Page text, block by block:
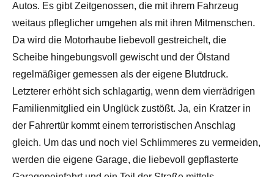
Autos. Es gibt Zeitgenossen, die mit ihrem Fahrzeug
weitaus pfleglicher umgehen als mit ihren Mitmenschen.
Da wird die Motorhaube liebevoll gestreichelt, die
Scheibe hingebungsvoll gewischt und der Ölstand
regelmäßiger gemessen als der eigene Blutdruck.
Letzterer erhöht sich schlagartig, wenn dem vierrädrigen
Familienmitglied ein Unglück zustößt. Ja, ein Kratzer in
der Fahrertür kommt einem terroristischen Anschlag
gleich. Um das und noch viel Schlimmeres zu vermeiden,
werden die eigene Garage, die liebevoll gepflasterte